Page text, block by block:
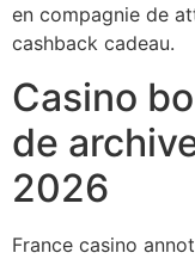
en compagnie de
cashback cadeau.
Casino
de
2026
France casino